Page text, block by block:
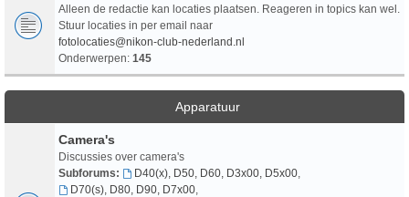
Alleen de redactie kan locaties plaatsen. Reageren in topics kan wel.
Stuur locaties in per email naar
fotolocaties@nikon-club-nederland.nl
Onderwerpen: 145
Apparatuur
Camera's
Discussies over camera's
Subforums:
D40(x), D50, D60, D3x00, D5x00,
D70(s), D80, D90, D7x00,